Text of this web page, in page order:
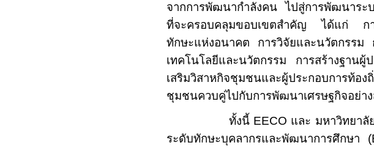
จากการพัฒนากำลังคน ไปสู่การพัฒนาระ
ที่จะครอบคลุมขอบเขตสำคัญ ได้แก่ กา
ทักษะแห่งอนาคต การวิจัยและนวัตกรรม
เทคโนโลยีและนวัตกรรม การสร้างฐานผู้
เสริมวิสาหกิจชุมชนและผู้ประกอบการท้
ชุมชนควบคู่ไปกับการพัฒนาเศรษฐกิจอย่า
ทั้งนี้ EECO และ มหาวิทยาลั
ระดับทักษะบุคลากรและพัฒนาการศึกษา (